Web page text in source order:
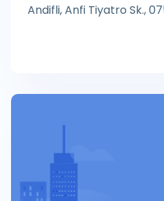
Andifli, Anfi Tiyatro Sk.,